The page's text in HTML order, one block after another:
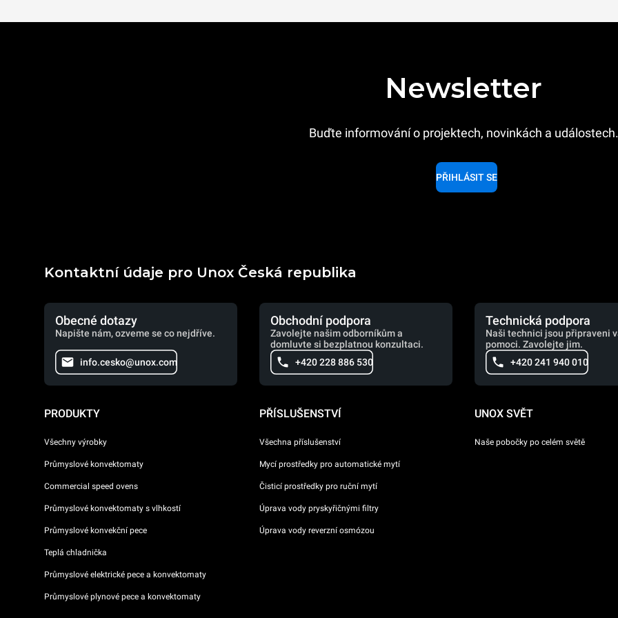
Newsletter
Buďte informování o projektech, novinkách a událostech.
PŘIHLÁSIT SE
Kontaktní údaje pro Unox Česká republika
Obecné dotazy
Napište nám, ozveme se co nejdříve.
info.cesko@unox.com
Obchodní podpora
Zavolejte našim odborníkům a
domluvte si bezplatnou konzultaci.
+420 228 886 530
Technická podpora
Naši technici jsou připraveni
pomoci. Zavolejte jim.
+420 241 940 010
PRODUKTY
Všechny výrobky
Průmyslové konvektomaty
Commercial speed ovens
Průmyslové konvektomaty s vlhkostí
Průmyslové konvekční pece
Teplá chladnička
Průmyslové elektrické pece a konvektomaty
Průmyslové plynové pece a konvektomaty
PŘÍSLUŠENSTVÍ
Všechna příslušenství
Mycí prostředky pro automatické mytí
Čisticí prostředky pro ruční mytí
Úprava vody pryskyřičnými filtry
Úprava vody reverzní osmózou
UNOX SVĚT
Naše pobočky po celém světě